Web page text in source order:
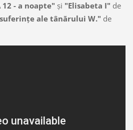
12 - a noapte" şi "Elisabeta I" de
ale tânărului W." de